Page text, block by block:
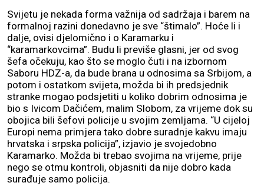
Svijetu je nekada forma važnija od sadržaja i barem na
formalnoj razini donedavno je sve “štimalo”. Hoće li i
dalje, ovisi djelomično i o Karamarku i
“karamarkovcima”. Budu li previše glasni, jer od svog
šefa očekuju, kao što se moglo čuti i na izbornom
Saboru HDZ-a, da bude brana u odnosima sa Srbijom, a
potom i ostatkom svijeta, možda bi ih predsjednik
stranke mogao podsjetiti u koliko dobrim odnosima je
bio s Ivicom Dačićem, malim Slobom, za vrijeme dok su
obojica bili šefovi policije u svojim zemljama. “U cijeloj
Europi nema primjera tako dobre suradnje kakvu imaju
hrvatska i srpska policija”, izjavio je svojedobno
Karamarko. Možda bi trebao svojima na vrijeme, prije
nego se otmu kontroli, objasniti da nije dobro kada
surađuje samo policija.